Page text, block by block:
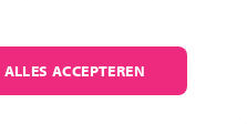
ALLES ACCEPTEREN